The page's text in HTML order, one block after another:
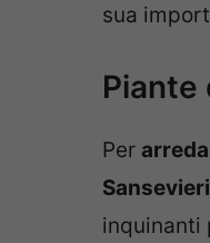
sua
Piante
Per
inquinanti